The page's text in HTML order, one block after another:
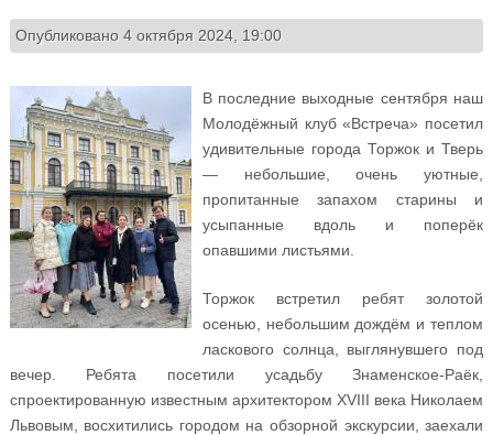
Опубликовано 4 октября 2024, 19:00
В последние выходные сентября наш
Молодёжный клуб «Встреча» посетил
удивительные города Торжок и Тверь
— небольшие, очень уютные,
пропитанные запахом старины и
усыпанные вдоль и поперёк
опавшими листьями.
Торжок встретил ребят золотой
осенью, небольшим дождём и теплом
ласкового солнца, выглянувшего под
вечер. Ребята посетили усадьбу Знаменское-Раëк,
спроектированную известным архитектором XVIII века Николаем
Львовым, восхитились городом на обзорной экскурсии, заехали